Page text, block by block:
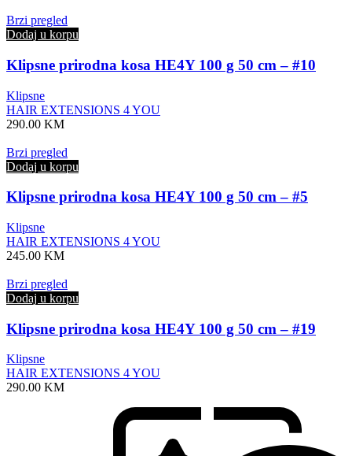
Brzi pregled
Dodaj u korpu
Klipsne prirodna kosa HE4Y 100 g 50 cm – #10
Klipsne
HAIR EXTENSIONS 4 YOU
290.00 KM
Brzi pregled
Dodaj u korpu
Klipsne prirodna kosa HE4Y 100 g 50 cm – #5
Klipsne
HAIR EXTENSIONS 4 YOU
245.00 KM
Brzi pregled
Dodaj u korpu
Klipsne prirodna kosa HE4Y 100 g 50 cm – #19
Klipsne
HAIR EXTENSIONS 4 YOU
290.00 KM